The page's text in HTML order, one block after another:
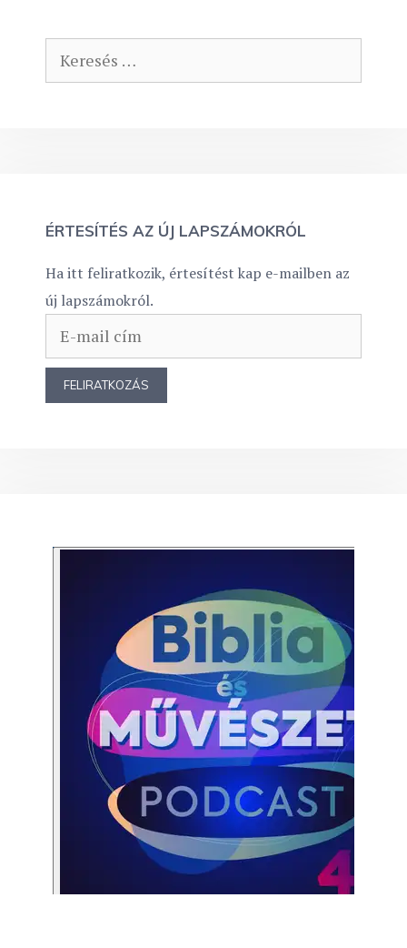
Keresés:
ÉRTESÍTÉS AZ ÚJ LAPSZÁMOKRÓL
Ha itt feliratkozik, értesítést kap e-mailben az
új lapszámokról.